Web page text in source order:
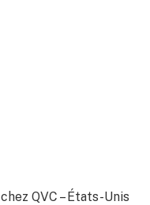
chez QVC – États-Unis